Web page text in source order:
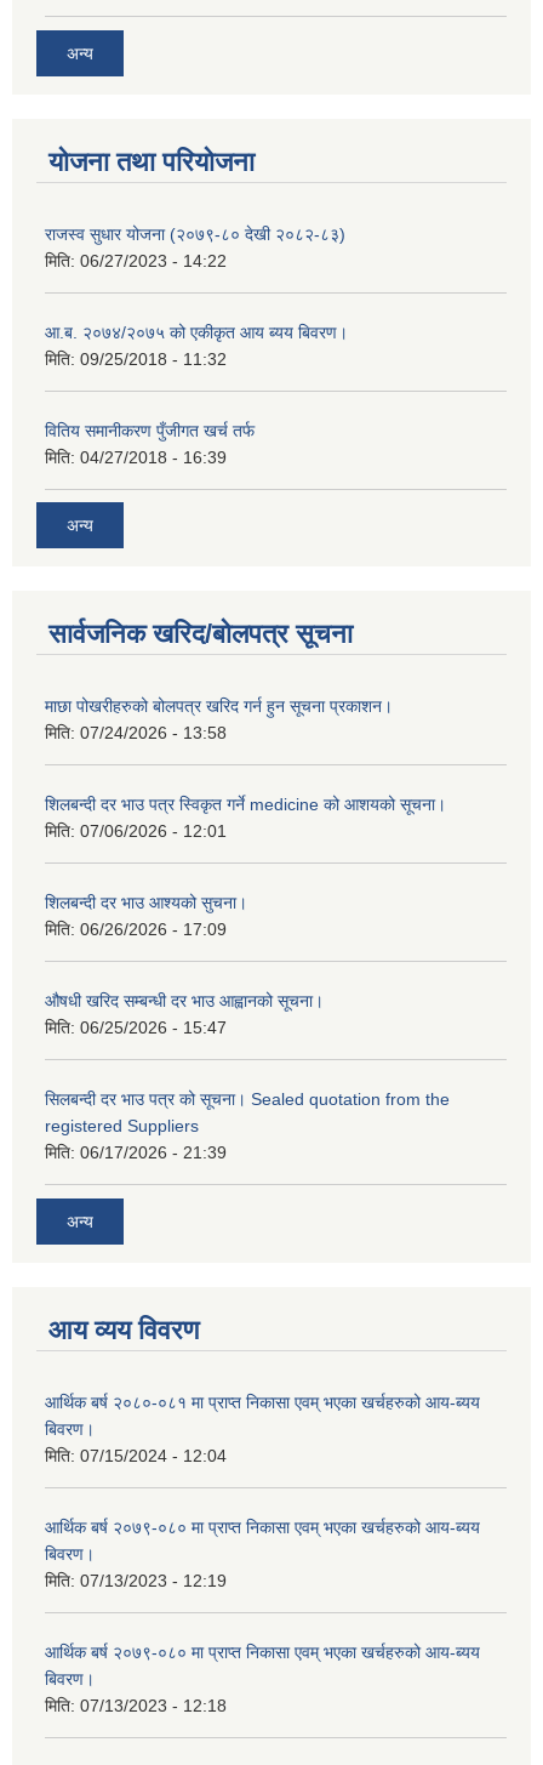
अन्य
योजना तथा परियोजना
राजस्व सुधार योजना (२०७९-८० देखी २०८२-८३)
मिति: 06/27/2023 - 14:22
आ.ब. २०७४/२०७५ को एकीकृत आय ब्यय बिवरण।
मिति: 09/25/2018 - 11:32
वितिय समानीकरण पुँजीगत खर्च तर्फ
मिति: 04/27/2018 - 16:39
अन्य
सार्वजनिक खरिद/बोलपत्र सूचना
माछा पोखरीहरुको बोलपत्र खरिद गर्न हुन सूचना प्रकाशन।
मिति: 07/24/2026 - 13:58
शिलबन्दी दर भाउ पत्र स्विकृत गर्ने medicine को आशयको सूचना।
मिति: 07/06/2026 - 12:01
शिलबन्दी दर भाउ आश्यको सुचना।
मिति: 06/26/2026 - 17:09
औषधी खरिद सम्बन्धी दर भाउ आह्वानको सूचना।
मिति: 06/25/2026 - 15:47
सिलबन्दी दर भाउ पत्र को सूचना। Sealed quotation from the
registered Suppliers
मिति: 06/17/2026 - 21:39
अन्य
आय व्यय विवरण
आर्थिक बर्ष २०८०-०८१ मा प्राप्त निकासा एवम् भएका खर्चहरुको आय-ब्यय
बिवरण।
मिति: 07/15/2024 - 12:04
आर्थिक बर्ष २०७९-०८० मा प्राप्त निकासा एवम् भएका खर्चहरुको आय-ब्यय
बिवरण।
मिति: 07/13/2023 - 12:19
आर्थिक बर्ष २०७९-०८० मा प्राप्त निकासा एवम् भएका खर्चहरुको आय-ब्यय
बिवरण।
मिति: 07/13/2023 - 12:18